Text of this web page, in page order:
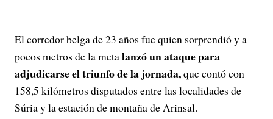
El corredor belga de 23 años fue quien sorprendió y a
pocos metros de la metalanzó un ataque para
adjudicarse el triunfo de la jornada,que contó con
158,5 kilómetros disputados entre las localidades de
Súria y la estación de montaña de Arinsal.